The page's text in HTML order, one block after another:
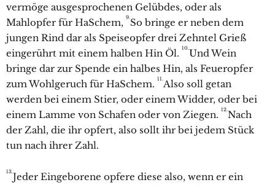
vermöge ausgesprochenen Gelübdes, oder als
Mahlopfer für HaSchem, 9.So bringe er neben dem
jungen Rind dar als Speiseopfer drei Zehntel Grieß
eingerührt mit einem halben Hin Öl. 10.Und Wein
bringe dar zur Spende ein halbes Hin, als Feueropfer
zum Wohlgeruch für HaSchem. 11.Also soll getan
werden bei einem Stier, oder einem Widder, oder bei
einem Lamme von Schafen oder von Ziegen. 12.Nach
der Zahl, die ihr opfert, also sollt ihr bei jedem Stück
tun nach ihrer Zahl.
13.Jeder Eingeborene opfere diese also, wenn er ein